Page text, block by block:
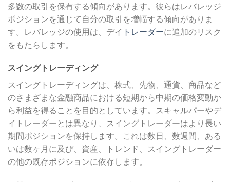
多数の取引を保有する傾向があります。彼らはレバレッジ
ポジションを通じて自分の取引を増幅する傾向がありま
す。レバレッジの使用は、デイ トレーダーに追加のリスク
をもたらします。
スイングトレーディング
スイングトレーディングは、株式、先物、通貨、商品など
のさまざまな金融商品における短期から中期の価格変動か
ら利益を得ることを目的としています。スキャルパーやデ
イトレーダーとは異なり、スイングトレーダーはより長い
期間ポジションを保持します。これは数日、数週間、ある
いは数ヶ月に及び、資産、トレンド、スイングトレーダー
の他の既存ポジションに依存します。